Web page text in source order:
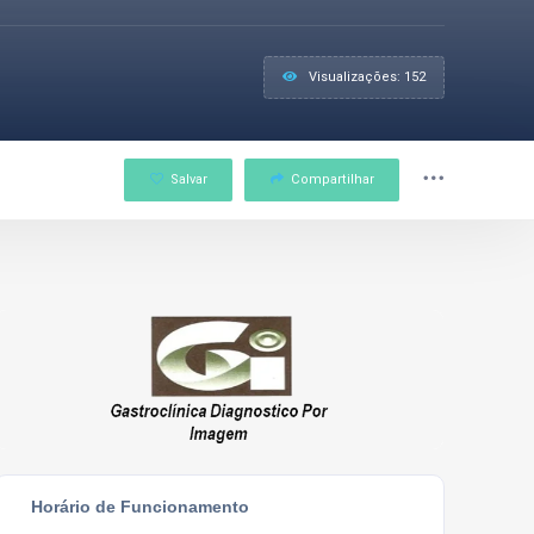
Visualizações: 152
Salvar Compartilhar
Horário de Funcionamento